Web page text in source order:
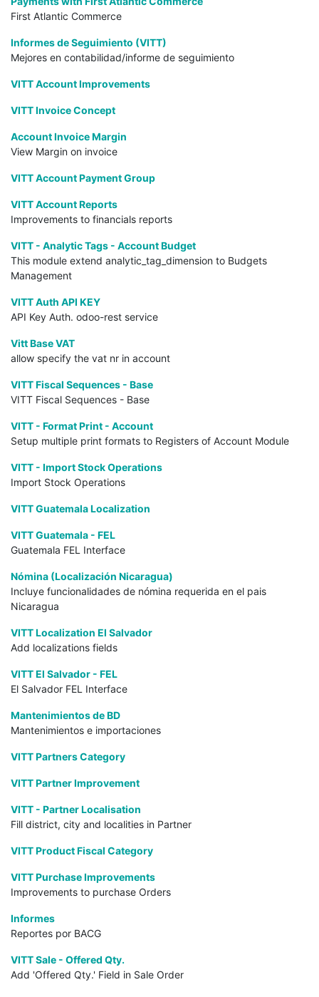
First Atlantic Commerce
Informes de Seguimiento (VITT)
Mejores en contabilidad/informe de seguimiento
VITT Account Improvements
VITT Invoice Concept
Account Invoice Margin
View Margin on invoice
VITT Account Payment Group
VITT Account Reports
Improvements to financials reports
VITT - Analytic Tags - Account Budget
This module extend analytic_tag_dimension to Budgets
Management
VITT Auth API KEY
API Key Auth. odoo-rest service
Vitt Base VAT
allow specify the vat nr in account
VITT Fiscal Sequences - Base
VITT Fiscal Sequences - Base
VITT - Format Print - Account
Setup multiple print formats to Registers of Account Module
VITT - Import Stock Operations
Import Stock Operations
VITT Guatemala Localization
VITT Guatemala - FEL
Guatemala FEL Interface
Nómina (Localización Nicaragua)
Incluye funcionalidades de nómina requerida en el pais
Nicaragua
VITT Localization El Salvador
Add localizations fields
VITT El Salvador - FEL
El Salvador FEL Interface
Mantenimientos de BD
Mantenimientos e importaciones
VITT Partners Category
VITT Partner Improvement
VITT - Partner Localisation
Fill district, city and localities in Partner
VITT Product Fiscal Category
VITT Purchase Improvements
Improvements to purchase Orders
Informes
Reportes por BACG
VITT Sale - Offered Qty.
Add 'Offered Qty.' Field in Sale Order